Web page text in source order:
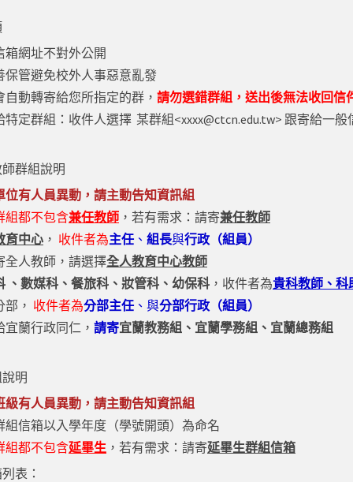
箱網址不對外公開
保管避免校外人事惡意亂發
自動轉寄給您所指定的群， 請勿選錯群組，送出後無法收回信
特定群組：收件人選擇 某群組<xxxx@ctcn.edu.tw> 跟寄給一般
群組說明
位有人員異動，請主動告知資訊組
組都不包含兼任教師 ，若有需求：請寄兼任教師
育中心 ， 收件者為主任 、 組長與行政（組員）
全人教師，請選擇全人教育中心教師
、數媒科、餐旅科、妝管科、幼保科 ， 收件者為貴科教師、科
部 ， 收件者為分部主任 、與分部行政（組員）
宜蘭行政同仁， 請寄宜蘭教務組、宜蘭學務組、宜蘭總務組
明
級有人員異動，請主動告知資訊組
組信箱以入學年度（學號開頭）為命名
組都不包含延畢生 ，若有需求：請寄延畢生群組信箱
表：